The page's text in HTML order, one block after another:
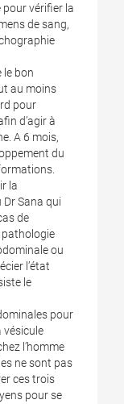
pour vérifier la
de sang,
le bon
au moins
pour
d’agir à
A 6 mois,
du
la
Sana qui
de
pathologie
ou
l’état
le
pour
vésicule
l’homme
ne sont pas
ces trois
pour se